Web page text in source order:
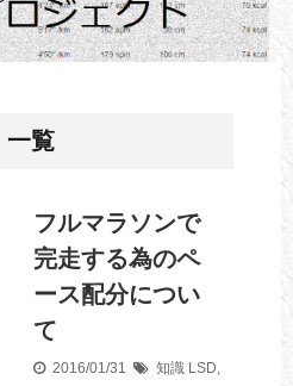
一覧
フルマラソンで
完走する為のペ
ース配分につい
て
2016/01/31 知識 LSD,